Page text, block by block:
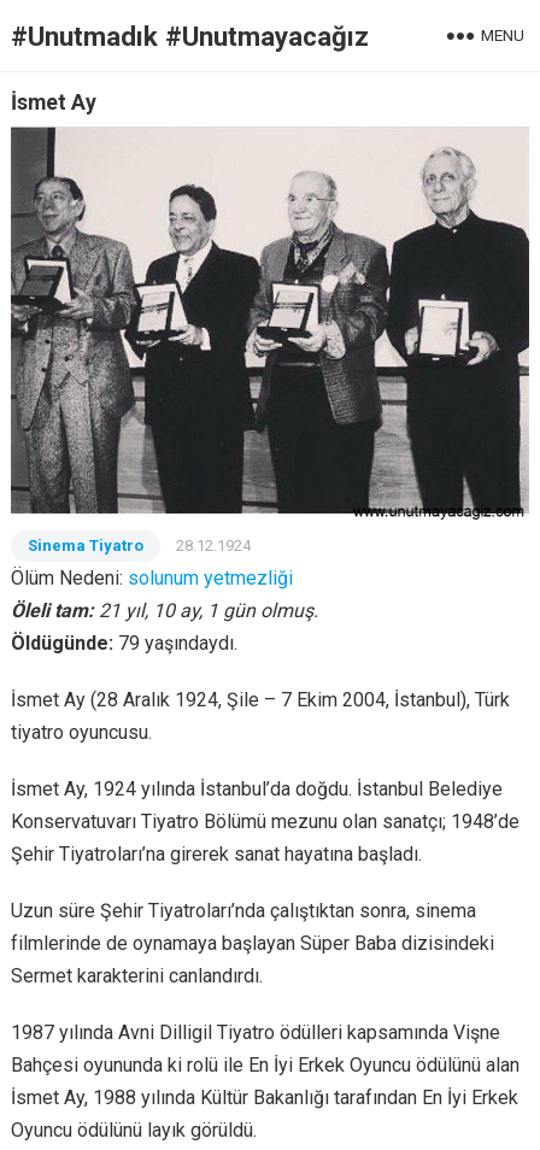
#Unutmadık #Unutmayacağız MENU
İsmet Ay
Sinema Tiyatro 28.12.1924
Ölüm Nedeni: solunum yetmezliği
Öleli tam: 21 yıl, 10 ay, 1 gün olmuş.
Öldügünde: 79 yaşındaydı.
İsmet Ay (28 Aralık 1924, Şile – 7 Ekim 2004, İstanbul), Türk
tiyatro oyuncusu.
İsmet Ay, 1924 yılında İstanbul’da doğdu. İstanbul Belediye
Konservatuvarı Tiyatro Bölümü mezunu olan sanatçı; 1948’de
Şehir Tiyatroları’na girerek sanat hayatına başladı.
Uzun süre Şehir Tiyatroları’nda çalıştıktan sonra, sinema
filmlerinde de oynamaya başlayan Süper Baba dizisindeki
Sermet karakterini canlandırdı.
1987 yılında Avni Dilligil Tiyatro ödülleri kapsamında Vişne
Bahçesi oyununda ki rolü ile En İyi Erkek Oyuncu ödülünü alan
İsmet Ay, 1988 yılında Kültür Bakanlığı tarafından En İyi Erkek
Oyuncu ödülünü layık görüldü.